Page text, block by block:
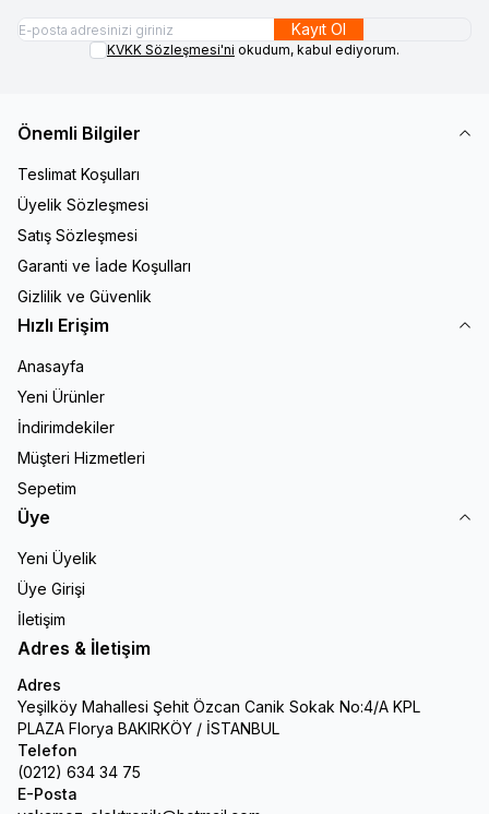
Kayıt Ol
KVKK Sözleşmesi'ni okudum, kabul ediyorum.
Önemli Bilgiler
Teslimat Koşulları
Üyelik Sözleşmesi
Satış Sözleşmesi
Garanti ve İade Koşulları
Gizlilik ve Güvenlik
Hızlı Erişim
Anasayfa
Yeni Ürünler
İndirimdekiler
Müşteri Hizmetleri
Sepetim
Üye
Yeni Üyelik
Üye Girişi
İletişim
Adres & İletişim
Adres
Yeşilköy Mahallesi Şehit Özcan Canik Sokak No:4/A KPL
PLAZA Florya BAKIRKÖY / İSTANBUL
Telefon
(0212) 634 34 75
E-Posta